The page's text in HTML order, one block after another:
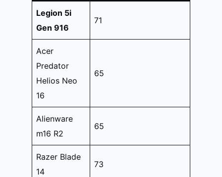
Legion 5i
Gen 916
71
Acer
Predator
Helios Neo
16
65
Alienware
m16 R2
65
Razer Blade
14
73